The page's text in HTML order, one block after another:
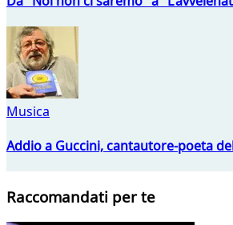
Musica
Addio a Guccini, cantautore-poeta
Raccomandati per te